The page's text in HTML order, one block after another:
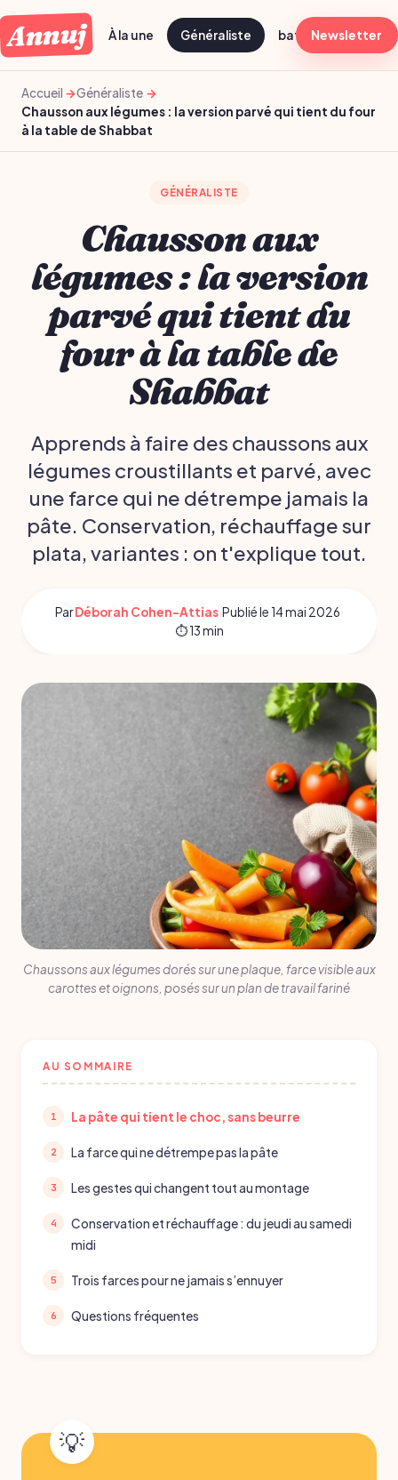
Annuj À la une Généraliste batch cooking
Newsletter
Accueil
Généraliste
Chausson aux légumes : la version parvé qui tient du four
à la table de Shabbat
GÉNÉRALISTE
Chausson aux
légumes : la version
parvé qui tient du
four à la table de
Shabbat
Apprends à faire des chaussons aux
légumes croustillants et parvé, avec
une farce qui ne détrempe jamais la
pâte. Conservation, réchauffage sur
plata, variantes : on t'explique tout.
ParDéborah Cohen-Attias·Publié le 14 mai 2026·
⏱ 13 min
Chaussons aux légumes dorés sur une plaque, farce visible aux
carottes et oignons, posés sur un plan de travail fariné
AU SOMMAIRE
La pâte qui tient le choc, sans beurre
La farce qui ne détrempe pas la pâte
Les gestes qui changent tout au montage
Conservation et réchauffage : du jeudi au samedi
midi
Trois farces pour ne jamais s’ennuyer
Questions fréquentes